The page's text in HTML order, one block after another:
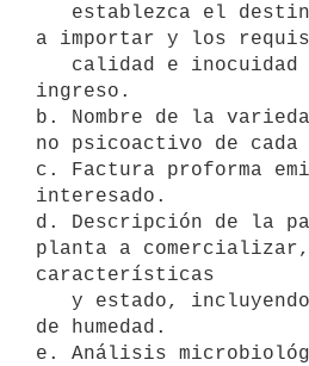
a importar y los
ingreso.
b. Nombre de la
no psicoactivo de
c. Factura proforma
interesado.
d. Descripción de la
planta a comercializar,
características
de humedad.
e. Análisis